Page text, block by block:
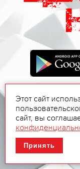
Этот сайт
сайт, вы
Принять